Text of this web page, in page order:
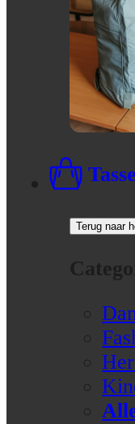
Terug naar